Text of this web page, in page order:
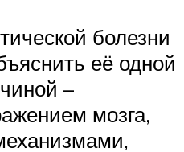
болезни
её одной
–
мозга,